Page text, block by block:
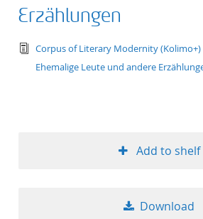
Erzählungen
text/
Corpus of Literary Modernity (Kolimo+)
Ehemalige Leute und andere
Add to shelf
Download